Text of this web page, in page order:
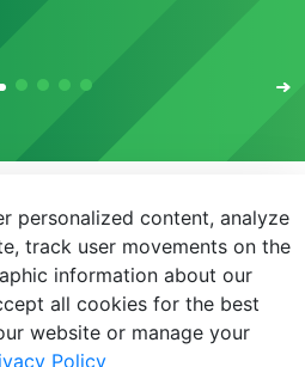
NEPTUN
E-learning
personalized content, analyze
track user movements on the
information about our
all cookies for the best
website or manage your
Policy